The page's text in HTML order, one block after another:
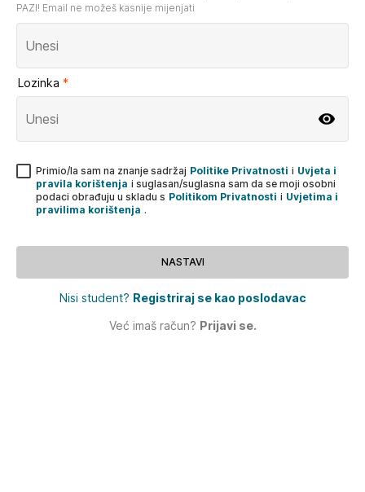
PAZI! Email ne možeš kasnije mijenjati
Lozinka *
Primio/la sam na znanje sadržaj Politike Privatnosti i Uvjeta i
pravila korištenja i suglasan/suglasna sam da se moji osobni
podaci obrađuju u skladu s Politikom Privatnosti i Uvjetima i
pravilima korištenja .
NASTAVI
Nisi student? Registriraj se kao poslodavac
Već imaš račun? Prijavi se.